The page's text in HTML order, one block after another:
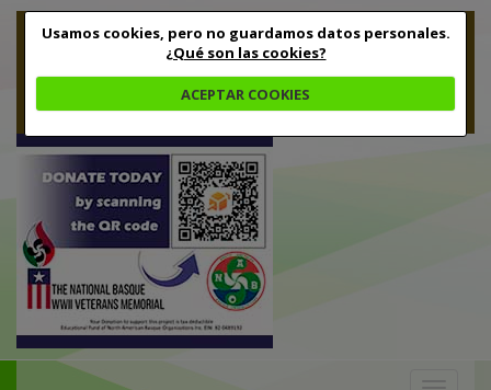
Usamos cookies, pero no guardamos datos personales.
¿Qué son las cookies?
ACEPTAR COOKIES